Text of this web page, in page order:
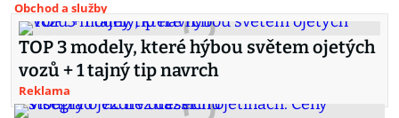
Obchod a služby
TOP 3 modely, které hýbou světem ojetých
vozů + 1 tajný tip navrch
Reklama